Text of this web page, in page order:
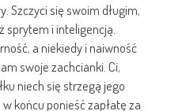
Szczyci się swoim długim,
sprytem i inteligencją.
a niekiedy i naiwność
swoje zachcianki. Ci,
niech się strzegą jego
końcu ponieść zapłatę za